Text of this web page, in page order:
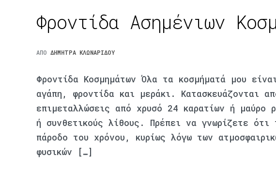
Φροντίδα Ασημένιων
ΑΠΌ ΔΉΜΗΤΡΑ ΚΛΩΝΑΡΊΔΟΥ
Φροντίδα Κοσμημάτων Όλα τα κοσμήματά μου
αγάπη, φροντίδα και μεράκι. Κατασκευάζονται
επιμεταλλώσεις από χρυσό 24 καρατίων ή μαύρο
ή συνθετικούς λίθους. Πρέπει να γνωρίζετε
πάροδο του χρόνου, κυρίως λόγω των
φυσικών […]